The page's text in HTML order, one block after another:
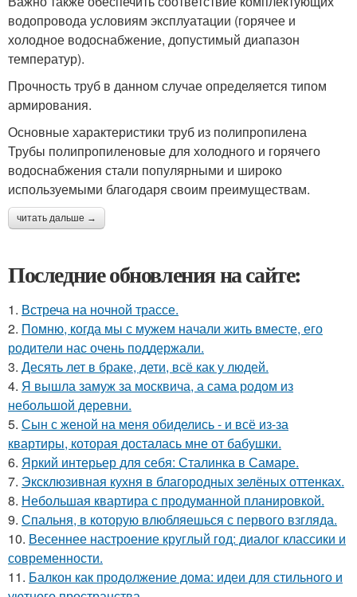
водопровода условиям эксплуатации (горячее и
холодное водоснабжение, допустимый диапазон
температур).
Прочность труб в данном случае определяется типом
армирования.
Основные характеристики труб из полипропилена
Трубы полипропиленовые для холодного и горячего
водоснабжения стали популярными и широко
используемыми благодаря своим преимуществам.
читать дальше →
Последние обновления на сайте:
1. Встреча на ночной трассе.
2. Помню, когда мы с мужем начали жить вместе, его
родители нас очень поддержали.
3. Десять лет в браке, дети, всё как у людей.
4. Я вышла замуж за москвича, а сама родом из
небольшой деревни.
5. Сын с женой на меня обиделись - и всё из-за
квартиры, которая досталась мне от бабушки.
6. Яркий интерьер для себя: Сталинка в Самаре.
7. Эксклюзивная кухня в благородных зелёных оттенках.
8. Небольшая квартира с продуманной планировкой.
9. Спальня, в которую влюбляешься с первого взгляда.
10. Весеннее настроение круглый год: диалог классики и
современности.
11. Балкон как продолжение дома: идеи для стильного и